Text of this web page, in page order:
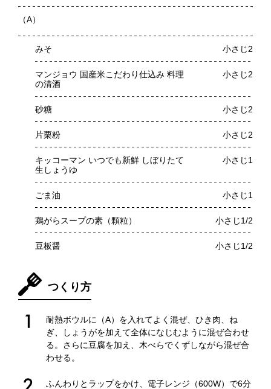
（A）
みそ 小さじ2
マンジョウ 国産米こだわり仕込み 料理
の清酒
小さじ2
砂糖 小さじ2
片栗粉 小さじ2
キッコーマン いつでも新鮮 しぼりたて
生しょうゆ
小さじ1
ごま油 小さじ1
鶏がらスープの素（顆粒） 小さじ1/2
豆板醤 小さじ1/2
つくり方
耐熱ボウルに（A）を入れてよく混ぜ、ひき肉、ね
ぎ、しょうがを加えて全体になじむように混ぜ合わせ
る。さらに豆腐を加え、木べらでくずしながら混ぜ合
わせる。
ふんわりとラップをかけ、電子レンジ（600W）で6分